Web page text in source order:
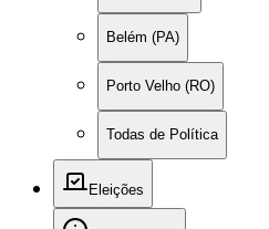
Belém (PA)
Porto Velho (RO)
Todas de Política
Eleições